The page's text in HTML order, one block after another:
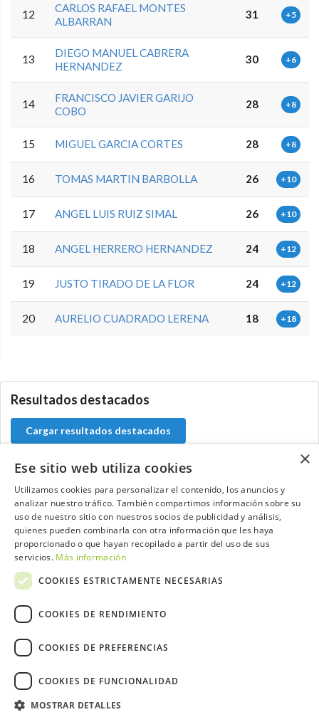
12
CARLOS RAFAEL MONTES
ALBARRAN
31 +5
13
DIEGO MANUEL CABRERA
HERNANDEZ
30 +6
14
FRANCISCO JAVIER GARIJO
COBO
28 +8
15 MIGUEL GARCIA CORTES 28 +8
16 TOMAS MARTIN BARBOLLA 26 +10
17 ANGEL LUIS RUIZ SIMAL 26 +10
18 ANGEL HERRERO HERNANDEZ 24 +12
19 JUSTO TIRADO DE LA FLOR 24 +12
20 AURELIO CUADRADO LERENA 18 +18
Resultados destacados
Cargar resultados destacados
Contacta con el equipo de NextCaddy
Opina Contacta
Trabaja con nosotros
2026 ©NextCaddy.
×
Ese sitio web utiliza cookies
Utilizamos cookies para personalizar el contenido, los anuncios y
analizar nuestro tráfico. También compartimos información sobre su
uso de nuestro sitio con nuestros socios de publicidad y análisis,
quienes pueden combinarla con otra información que les haya
proporcionado o que hayan recopilado a partir del uso de sus
servicios. Más información
COOKIES ESTRICTAMENTE NECESARIAS
COOKIES DE RENDIMIENTO
COOKIES DE PREFERENCIAS
COOKIES DE FUNCIONALIDAD
MOSTRAR DETALLES